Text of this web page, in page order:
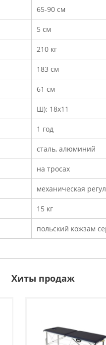
65-90 см
5 см
210 кг
183 см
61 см
Ш): 18х11
1 год
сталь, алюминий
на тросах
механическая
15 кг
польский кожзам
Хиты продаж